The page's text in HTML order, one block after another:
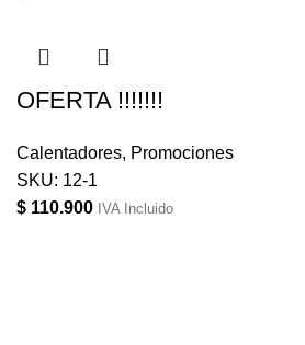
OFERTA !!!!!!!
Calentadores, Promociones
SKU: 12-1
$ 110.900 IVA Incluido